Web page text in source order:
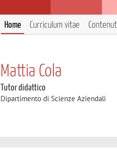
Home Curriculum vitae
Mattia Cola
Tutor didattico
Dipartimento di Scienze Aziendali